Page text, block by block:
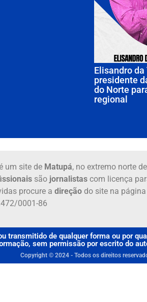
Elisandro
presidente
do Norte
regional
um site de Matupá, no extremo norte de
são jornalistascom licença
procure a direçãodo site na página
0001-86
transmitido de qualquer forma ou por
sem permissão por escrito do
Copyright © 2024 - Todos os direitos